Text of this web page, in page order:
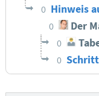
0 Hinweis
0 Der
0
0